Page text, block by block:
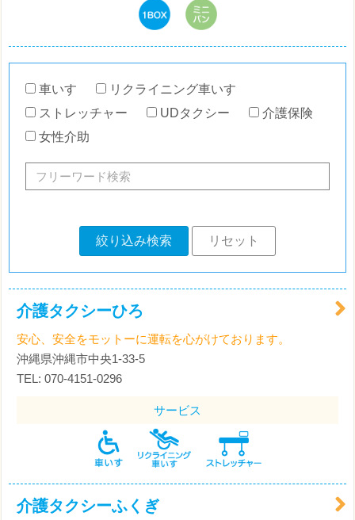
車いす
リクライニング車いす
ストレッチャー
UDタクシー
介護保険
女性介助
絞り込み検索 リセット
介護タクシーひろ
安心、安全をモットーに運転を心がけております。
沖縄県沖縄市中央1-33-5
TEL: 070-4151-0296
サービス
介護タクシーふくぎ